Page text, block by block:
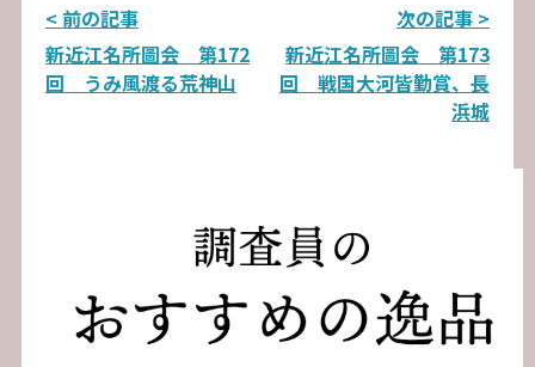
投
稿
< 前の記事
新近江名所圖会 第172
回 うみ風渡る荒神山
次の記事 >
新近江名所圖会 第173
回 戦国大河皆勤賞、長
浜城